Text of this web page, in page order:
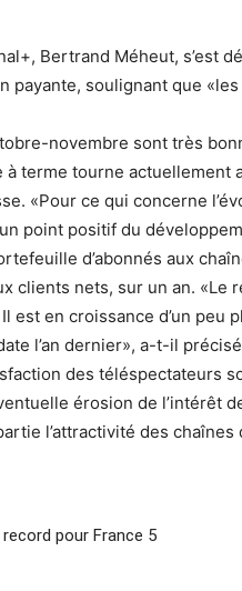
Bertrand Méheut, s’est
payante, soulignant que
novembre sont très
à terme tourne actuellement
«Pour ce qui concerne
un point positif du
d’abonnés aux
clients nets, sur un an. «Le
est en croissance d’un peu
l’an dernier», a-t-il
des téléspectateurs
érosion de l’intérêt
l’attractivité des chaînes
pour France 5